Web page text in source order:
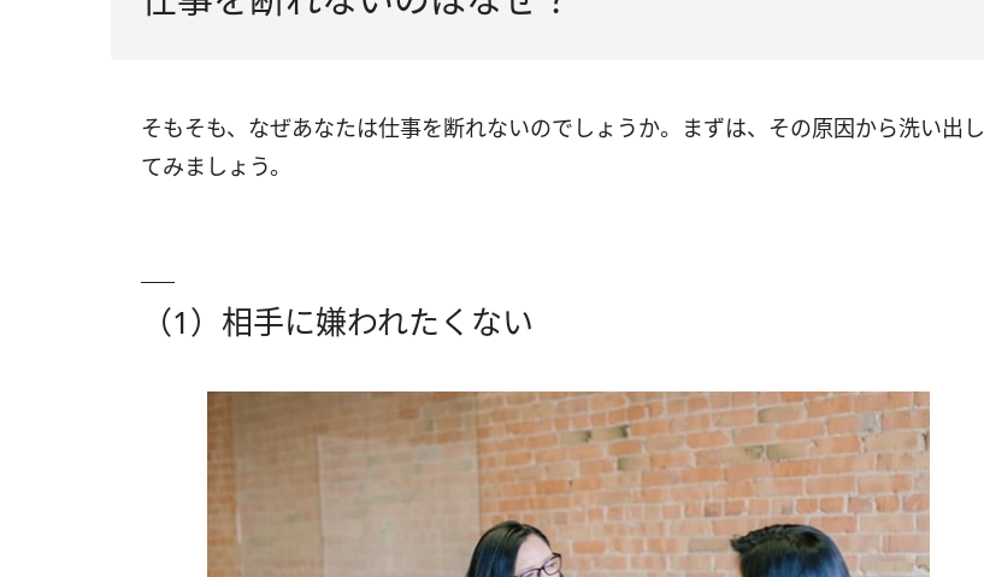
そもそも、なぜあなたは仕事を断れないのでしょうか。まずは、その原因から洗い出し
てみましょう。
（1）相手に嫌われたくない